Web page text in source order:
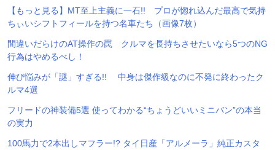
【もっと見る】MT至上主義に一石!! プロが惚れ込んだ最高で気持
ちぃいシフトフィールを持つ名車たち（画像7枚）
間違いだらけのAT操作の罠 クルマを長持ちさせたいなら5つのNG
行為はやめるべし！
伸び悩みが「謎」すぎる!! 中身は傑作級なのに不発に終わったク
ルマ4選
フリードの神装備5選 使ってわかる“ちょうどいいミニバン”の本当
の実力
100馬力で2本出しマフラー!? タイ日産「アルメーラ」純正カスタ